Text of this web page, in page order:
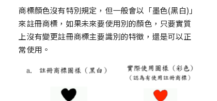
商標顏色沒有特別規定，但一般會以「墨色(黑白)」
來註冊商標，如果未來要使用別的顏色，只要實質
上沒有變更註冊商標主要識別的特徵，還是可以正
常使用。